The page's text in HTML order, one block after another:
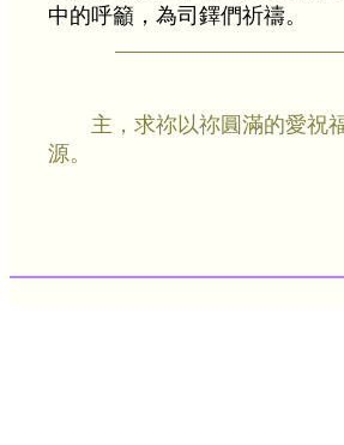
中的呼籲，為司鐸們祈禱。
主，求祢以祢圓滿的愛祝
源。